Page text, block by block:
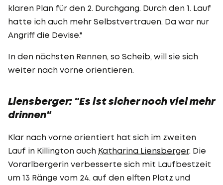
klaren Plan für den 2. Durchgang. Durch den 1. Lauf
hatte ich auch mehr Selbstvertrauen. Da war nur
Angriff die Devise."
In den nächsten Rennen, so Scheib, will sie sich
weiter nach vorne orientieren.
Liensberger: "Es ist sicher noch viel mehr
drinnen"
Klar nach vorne orientiert hat sich im zweiten
Lauf in Killington auch Katharina Liensberger. Die
Vorarlbergerin verbesserte sich mit Laufbestzeit
um 13 Ränge vom 24. auf den elften Platz und